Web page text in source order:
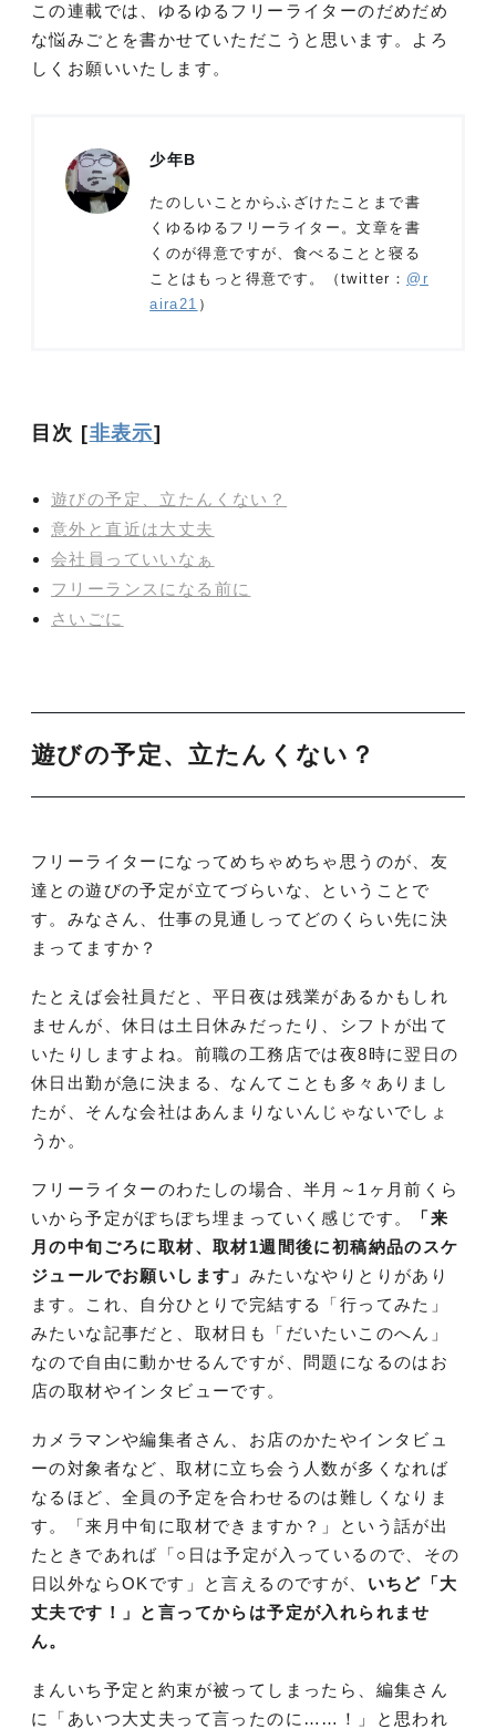
この連載では、ゆるゆるフリーライターのだめだめ
な悩みごとを書かせていただこうと思います。よろ
しくお願いいたします。
少年B
たのしいことからふざけたことまで書
くゆるゆるフリーライター。文章を書
くのが得意ですが、食べることと寝る
ことはもっと得意です。（twitter： @r
aira21 ）
目次 [非表示]
遊びの予定、立たんくない？
意外と直近は大丈夫
会社員っていいなぁ
フリーランスになる前に
さいごに
遊びの予定、立たんくない？
フリーライターになってめちゃめちゃ思うのが、友
達との遊びの予定が立てづらいな、ということで
す。みなさん、仕事の見通しってどのくらい先に決
まってますか？
たとえば会社員だと、平日夜は残業があるかもしれ
ませんが、休日は土日休みだったり、シフトが出て
いたりしますよね。前職の工務店では夜8時に翌日の
休日出勤が急に決まる、なんてことも多々ありまし
たが、そんな会社はあんまりないんじゃないでしょ
うか。
フリーライターのわたしの場合、半月～1ヶ月前くら
いから予定がぽちぽち埋まっていく感じです。
「来
月の中旬ごろに取材、取材1週間後に初稿納品のスケ
ジュールでお願いします」 みたいなやりとりがあり
ます。これ、自分ひとりで完結する「行ってみた」
みたいな記事だと、取材日も「だいたいこのへん」
なので自由に動かせるんですが、問題になるのはお
店の取材やインタビューです。
カメラマンや編集者さん、お店のかたやインタビュ
ーの対象者など、取材に立ち会う人数が多くなれば
なるほど、全員の予定を合わせるのは難しくなりま
す。「来月中旬に取材できますか？」という話が出
たときであれば「○日は予定が入っているので、その
日以外ならOKです」と言えるのですが、 いちど「大
丈夫です！」と言ってからは予定が入れられませ
ん。
まんいち予定と約束が被ってしまったら、編集さん
に「あいつ大丈夫って言ったのに……！」と思われ